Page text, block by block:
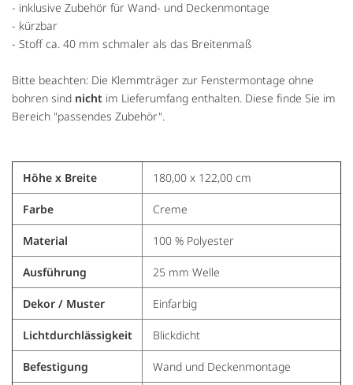
- inklusive Zubehör für Wand- und Deckenmontage
- kürzbar
- Stoff ca. 40 mm schmaler als das Breitenmaß
Bitte beachten: Die Klemmträger zur Fenstermontage ohne
bohren sind nicht im Lieferumfang enthalten. Diese finde Sie im
Bereich "passendes Zubehör".
Höhe x Breite 180,00 x 122,00 cm
Farbe Creme
Material 100 % Polyester
Ausführung 25 mm Welle
Dekor / Muster Einfarbig
Lichtdurchlässigkeit Blickdicht
Befestigung Wand und Deckenmontage